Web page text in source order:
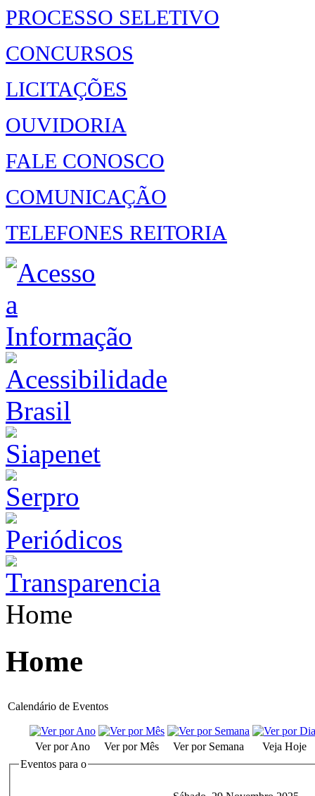
PROCESSO SELETIVO
CONCURSOS
LICITAÇÕES
OUVIDORIA
FALE CONOSCO
COMUNICAÇÃO
TELEFONES REITORIA
Home
Home
Calendário de Eventos
Ver por Ano Ver por Mês Ver por Semana
Veja Hoje
Eventos para o